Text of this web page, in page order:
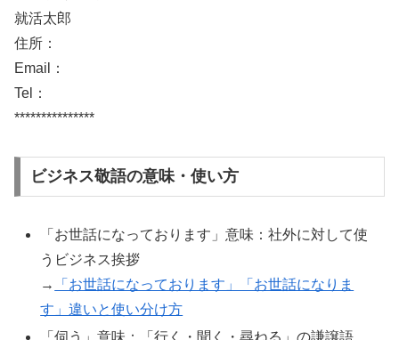
就活太郎
住所：
Email：
Tel：
***************
ビジネス敬語の意味・使い方
「お世話になっております」意味：社外に対して使
うビジネス挨拶
→
「お世話になっております」「お世話になりま
す」違いと使い分け方